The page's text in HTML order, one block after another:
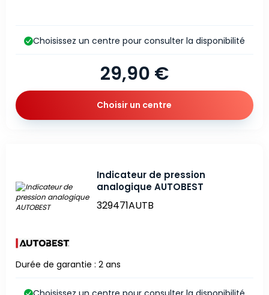
29,90 €
Choisissez un centre pour consulter la disponibilité
Choisir un centre
Indicateur de pression
analogique AUTOBEST
329471AUTB
Durée de garantie : 2 ans